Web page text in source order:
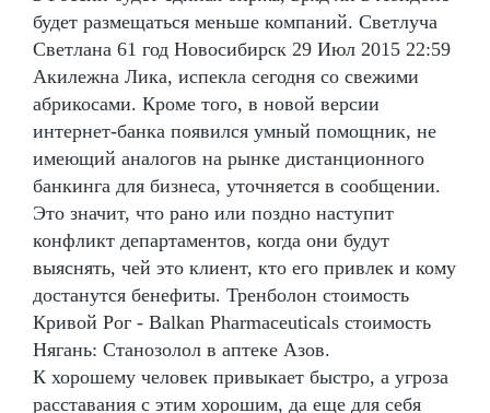
будет размещаться меньше компаний. Светлуча
Светлана 61 год Новосибирск 29 Июл 2015 22:59
Акилежна Лика, испекла сегодня со свежими
абрикосами. Кроме того, в новой версии
интернет-банка появился умный помощник, не
имеющий аналогов на рынке дистанционного
банкинга для бизнеса, уточняется в сообщении.
Это значит, что рано или поздно наступит
конфликт департаментов, когда они будут
выяснять, чей это клиент, кто его привлек и кому
достанутся бенефиты. Тренболон стоимость
Кривой Рог - Balkan Pharmaceuticals стоимость
Нягань: Станозолол в аптеке Азов.
К хорошему человек привыкает быстро, а угроза
расставания с этим хорошим, да еще для себя